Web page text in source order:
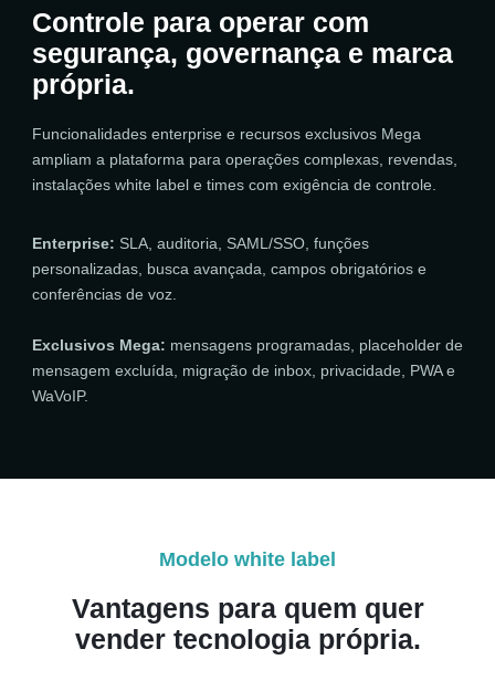
Controle para operar com
segurança, governança e marca
própria.
Funcionalidades enterprise e recursos exclusivos Mega
ampliam a plataforma para operações complexas, revendas,
instalações white label e times com exigência de controle.
Enterprise: SLA, auditoria, SAML/SSO, funções
personalizadas, busca avançada, campos obrigatórios e
conferências de voz.
Exclusivos Mega: mensagens programadas, placeholder de
mensagem excluída, migração de inbox, privacidade, PWA e
WaVoIP.
Modelo white label
Vantagens para quem quer
vender tecnologia própria.